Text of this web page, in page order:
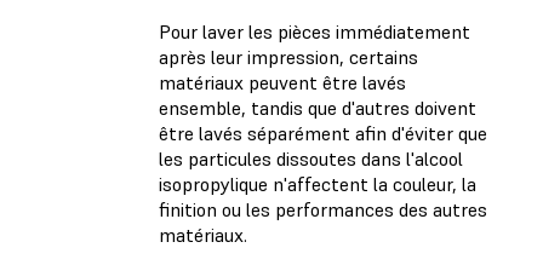
Pour laver les pièces immédiatement
après leur impression, certains
matériaux peuvent être lavés
ensemble, tandis que d'autres doivent
être lavés séparément afin d'éviter que
les particules dissoutes dans l'alcool
isopropylique n'affectent la couleur, la
finition ou les performances des autres
matériaux.